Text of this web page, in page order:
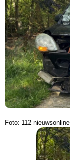
Foto: 112 nieuwsonline